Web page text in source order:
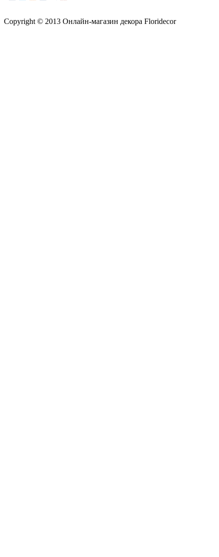
Copyright © 2013 Онлайн-магазин декора Floridecor